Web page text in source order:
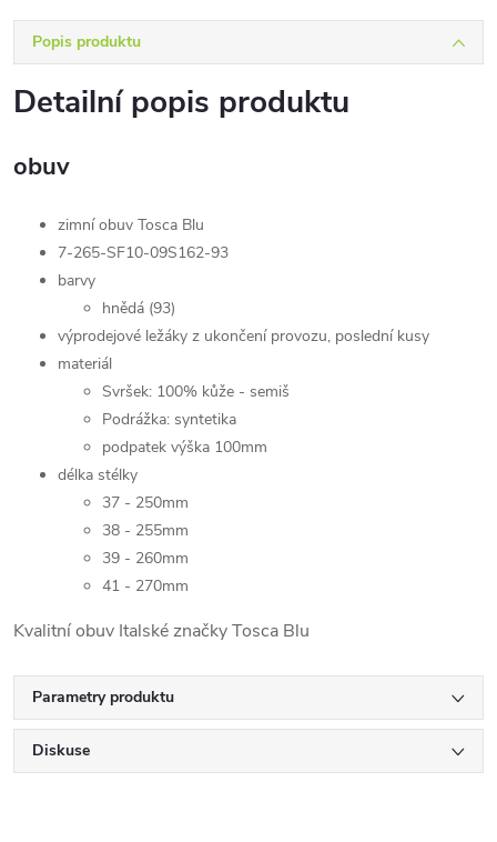
Popis produktu
Detailní popis produktu
obuv
zimní obuv Tosca Blu
7-265-SF10-09S162-93
barvy
hnědá (93)
výprodejové ležáky z ukončení provozu, poslední kusy
materiál
Svršek: 100% kůže - semiš
Podrážka: syntetika
podpatek výška 100mm
délka stélky
37 - 250mm
38 - 255mm
39 - 260mm
41 - 270mm
Kvalitní obuv Italské značky Tosca Blu
Parametry produktu
Diskuse